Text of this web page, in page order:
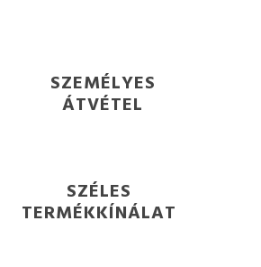
SZEMÉLYES
ÁTVÉTEL
SZÉLES
TERMÉKKÍNÁLAT